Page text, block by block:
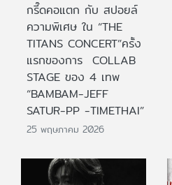
กรี๊ดคอแตก กับ สปอยล์
ความพิเศษ ใน “THE
TITANS CONCERT”ครั้ง
แรกของการ COLLAB
STAGE ของ 4 เทพ
“BAMBAM-JEFF
SATUR-PP -TIMETHAI”
25 พฤษภาคม 2026